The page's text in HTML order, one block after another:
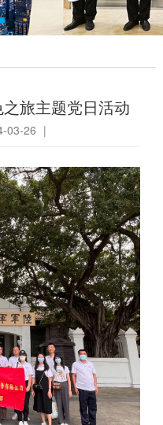
旅主题党日活动
03-26 |